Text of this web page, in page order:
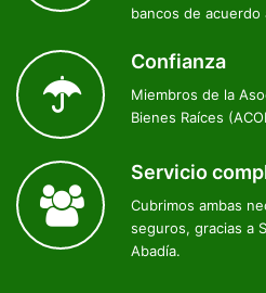
bancos de acuerdo
Confianza
Miembros de la
Bienes Raíces
Servicio
Cubrimos ambas
seguros, gracias a
Abadía.